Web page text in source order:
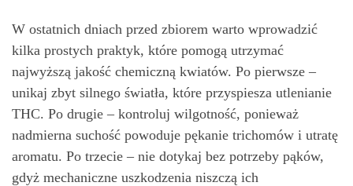
W ostatnich dniach przed zbiorem warto wprowadzić
kilka prostych praktyk, które pomogą utrzymać
najwyższą jakość chemiczną kwiatów. Po pierwsze –
unikaj zbyt silnego światła, które przyspiesza utlenianie
THC. Po drugie – kontroluj wilgotność, ponieważ
nadmierna suchość powoduje pękanie trichomów i utratę
aromatu. Po trzecie – nie dotykaj bez potrzeby pąków,
gdyż mechaniczne uszkodzenia niszczą ich